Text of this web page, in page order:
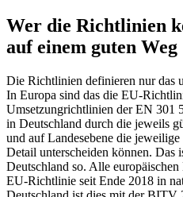
Wer die Richtlinien
auf einem guten Weg
Die Richtlinien definieren nur das
In Europa sind das die EU-
Umsetzungrichtlinien der EN 301
in Deutschland durch die jeweils
und auf Landesebene die
Detail unterscheiden können. Das
Deutschland so. Alle
EU-Richtlinie seit Ende 2018 in